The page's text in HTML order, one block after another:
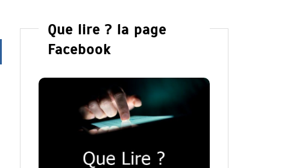
Que lire ? la page
Facebook